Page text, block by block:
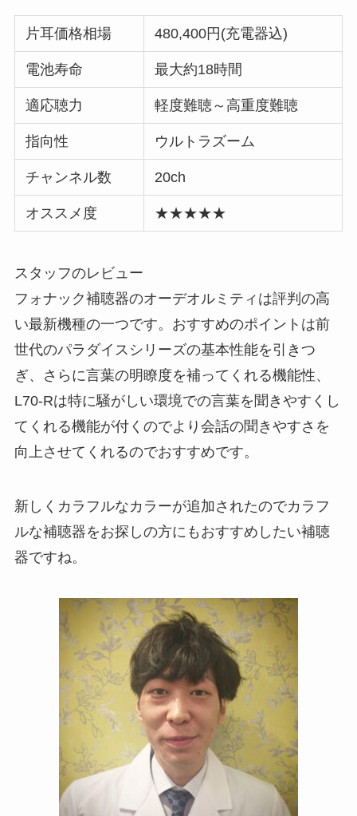
片耳価格相場 480,400円(充電器込)
電池寿命 最大約18時間
適応聴力 軽度難聴～高重度難聴
指向性 ウルトラズーム
チャンネル数 20ch
オススメ度 ★★★★★
スタッフのレビュー
フォナック補聴器のオーデオルミティは評判の高
い最新機種の一つです。おすすめのポイントは前
世代のパラダイスシリーズの基本性能を引きつ
ぎ、さらに言葉の明瞭度を補ってくれる機能性、
L70-Rは特に騒がしい環境での言葉を聞きやすくし
てくれる機能が付くのでより会話の聞きやすさを
向上させてくれるのでおすすめです。
新しくカラフルなカラーが追加されたのでカラフ
ルな補聴器をお探しの方にもおすすめしたい補聴
器ですね。